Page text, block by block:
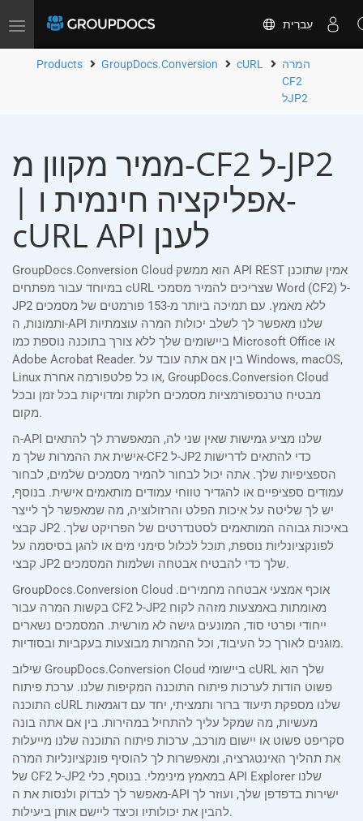
Toggle
עִברִית
Products GroupDocs.Conversion cURL
המרה
CF2
לJP2
ממיר מקוון מ-CF2 ל-JP2
| אפליקציה חינמית ו-
cURL API לענן
GroupDocs.Conversion Cloud הוא ממשק API REST אמין שתוכנן
במיוחד עבור מפתחים cURL שצריכים להמיר מסמכי Word (CF2) ל-
JP2 ללא מאמץ. עם תמיכה ביותר מ-153 פורמטים של מסמכים
ותמונות, ה-API שלנו מאפשר לך לשלב יכולות המרה עוצמתיות
ביישומים שלך ללא צורך בתוכנה נוספת כמו Microsoft Office או
Adobe Acrobat Reader. בין אם אתה עובד על Windows, macOS,
Linux או כל פלטפורמה אחרת, GroupDocs.Conversion Cloud
מבטיח טרנספורמציות מסמכים חלקות ומדויקות בכל זמן ובכל
מקום.
ה-API שלנו מציע גמישות שאין שני לה, המאפשרת לך להתאים
אישית את ההמרות שלך מ-CF2 ל-JP2 כדי להתאים לדרישות
הספציפיות שלך. אתה יכול לבחור להמיר מסמכים שלמים, לבחור
עמודים ספציפיים או להגדיר טווחי עמודים מותאמים אישית. בנוסף,
יש לך שליטה על איכות הפלט והרזולוציה, מה שמאפשר לך לייצר
קבצי JP2 באיכות גבוהה המותאמים לסטנדרטים של הפרויקט שלך.
לפונקציונליות נוספת, תוכל לכלול סימני מים או להגן בסיסמה על
קבצי JP2 שלך כדי להבטיח אבטחה ושלמות המסמכים.
GroupDocs.Conversion Cloud אוכף אמצעי אבטחה מחמירים.
בקשות המרה עבור CF2 ל-JP2 מאומתות באמצעות מזהה לקוח
ייחודי ופרטי סוד, המונעים גישה לא מורשית. המסמכים נשארים
מוגנים לאורך כל העיבוד, וכל ההמרות מבוצעות בעקביות ובסודיות.
שילוב GroupDocs.Conversion Cloud ביישומי cURL שלך הוא
פשוט הודות לערכות פיתוח התוכנה המקיפות שלנו. ערכת פיתוח
התוכנה cURL שלנו מספקת תיעוד ברור ותמציתי, יחד עם דוגמאות
מעשיות, מה שמקל עליך להתחיל במהירות. בין אם אתה בונה
סקריפט פשוט או יישום מורכב, ערכות פיתוח התוכנה שלנו מייעלות
את תהליך האינטגרציה, ומאפשרות לך להוסיף פונקציונליות המרה
של CF2 ל-JP2 במאמץ מינימלי. בנוסף, כלי API Explorer שלנו
מאפשר לך לבדוק ולנסות את ה-API ישירות בדפדפן שלך, ועוזר לך
להבין את יכולותיו וכיצד ליישם אותן ביעילות.